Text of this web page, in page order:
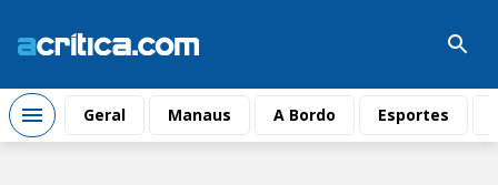
Geral Manaus A Bordo Esportes